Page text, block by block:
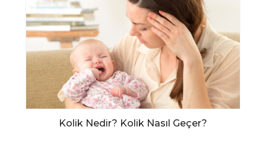
Kolik Nedir? Kolik Nasıl Geçer?